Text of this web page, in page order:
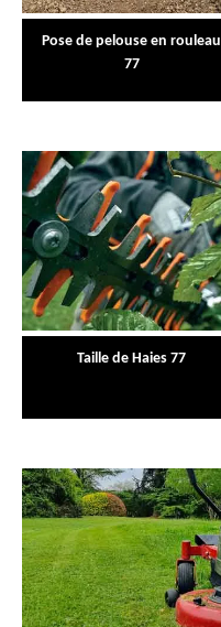
Pose de pelouse en rouleau
77
Taille de Haies 77